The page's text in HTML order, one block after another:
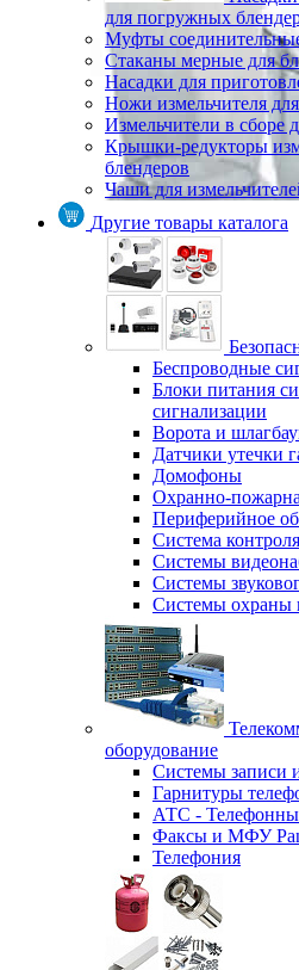
для погружных
Муфты
Стаканы мерные для
Насадки для
Ножи измельчителя
Измельчители в сборе
Крышки-редукторы
блендеров
Чаши для
Другие товары каталога
Беспроводные
Блоки питания
сигнализации
Ворота и
Датчики утечки
Домофоны
Охранно-
Периферийное
Система
Системы
Системы
Системы охраны
оборудование
Системы записи
Гарнитуры
АТС -
Факсы и МФУ
Телефония